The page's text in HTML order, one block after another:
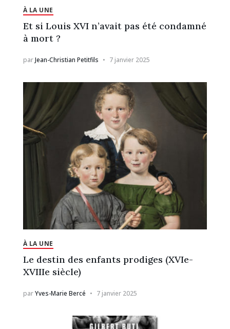
À LA UNE
Et si Louis XVI n’avait pas été condamné
à mort ?
parJean-Christian Petitfils 7 janvier 2025
À LA UNE
Le destin des enfants prodiges (XVIe-
XVIIIe siècle)
parYves-Marie Bercé 7 janvier 2025